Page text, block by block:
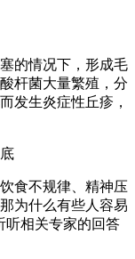
的情况下，形成毛
杆菌大量繁殖，分
发生炎症性丘疹，
食不规律、精神压
为什么有些人容易
听相关专家的回答